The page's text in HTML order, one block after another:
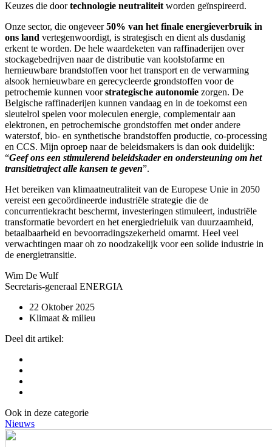
Keuzes die doortechnologie neutraliteit worden geïnspireerd.
Onze sector, die ongeveer50% van het finale energieverbruik in
ons land vertegenwoordigt, is strategisch en dient als dusdanig
erkent te worden. De hele waardeketen van raffinaderijen over
stockagebedrijven naar de distributie van koolstofarme en
hernieuwbare brandstoffen voor het transport en de verwarming
alsook hernieuwbare en gerecycleerde grondstoffen voor de
petrochemie kunnen voorstrategische autonomie zorgen. De
Belgische raffinaderijen kunnen vandaag en in de toekomst een
sleutelrol spelen voor moleculen energie, complementair aan
elektronen, en petrochemische grondstoffen met onder andere
waterstof, bio- en synthetische brandstoffen productie, co-processing
en CCS. Mijn oproep naar de beleidsmakers is dan ook duidelijk:
“Geef ons een stimulerend beleidskader en ondersteuning om het
transitietraject alle kansen te geven”.
Het bereiken van klimaatneutraliteit van de Europese Unie in 2050
vereist een gecoördineerde industriële strategie die de
concurrentiekracht beschermt, investeringen stimuleert, industriële
transformatie bevordert en het energiedrieluik van duurzaamheid,
betaalbaarheid en bevoorradingszekerheid omarmt. Heel veel
verwachtingen maar oh zo noodzakelijk voor een solide industrie in
de energietransitie.
Wim De Wulf
Secretaris-generaal ENERGIA
22 Oktober 2025
Klimaat & milieu
Deel dit artikel:
Ook in deze categorie
Nieuws